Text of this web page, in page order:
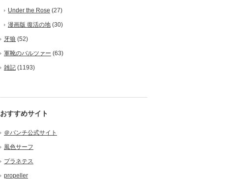
Under the Rose (27)
漫画版 復活の地 (30)
牙狼 (52)
軍靴のバルツァー (63)
雑記 (1193)
おすすめサイト
＠バンチ公式サイト
風色サーフ
プラネテス
propeller